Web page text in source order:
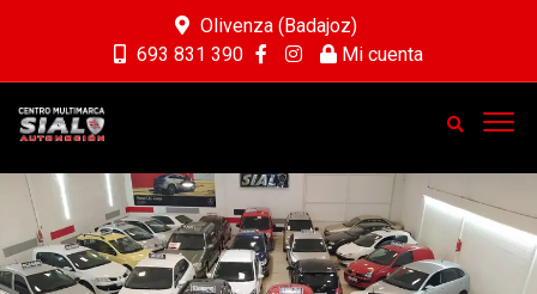
Olivenza (Badajoz)
693 831 390
Mi cuenta